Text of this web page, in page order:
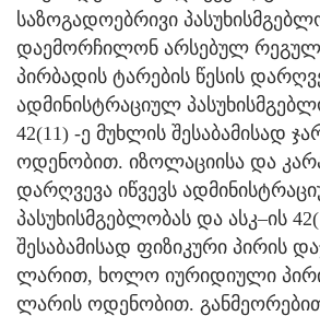
საზოგადოებრივი
დაემორჩილონ არსებულ
პირბადის ტარების წესის
ადმინისტრაციულ
42(11) -ე მუხლის შესაბამისად
ოდენობით. იზოლაციისა და
დარღვევა იწვევს
პასუხისმგებლობას და ასკ–ის
შესაბამისად ფიზიკური პირის
ლარით, ხოლო იურიდიული
ლარის ოდენობით.